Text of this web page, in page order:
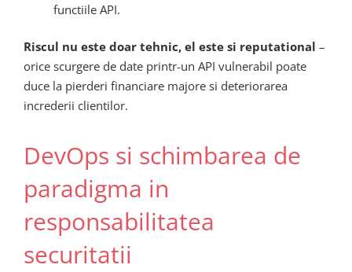
functiile API.
Riscul nu este doar tehnic, el este si reputational –
orice scurgere de date printr-un API vulnerabil poate
duce la pierderi financiare majore si deteriorarea
increderii clientilor.
DevOps si schimbarea de
paradigma in
responsabilitatea
securitatii